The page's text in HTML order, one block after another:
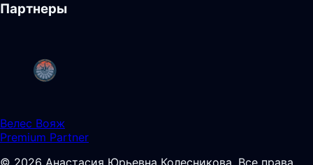
Партнеры
Велес Вояж
Premium Partner
© 2026 Анастасия Юрьевна Колесникова Все права